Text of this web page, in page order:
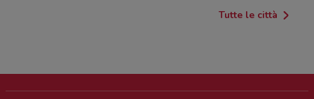
Tutte le città